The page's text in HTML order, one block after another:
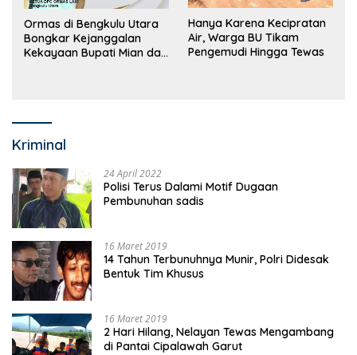
Ormas di Bengkulu Utara
Bongkar Kejanggalan
Kekayaan Bupati Mian dan
Hanya Karena Kecipratan
Air, Warga BU Tikam
Pengemudi Hingga Tewas
Kriminal
24 April 2022
Polisi Terus Dalami Motif Dugaan
Pembunuhan sadis
16 Maret 2019
14 Tahun Terbunuhnya Munir, Polri Didesak
Bentuk Tim Khusus
16 Maret 2019
2 Hari Hilang, Nelayan Tewas Mengambang
di Pantai Cipalawah Garut